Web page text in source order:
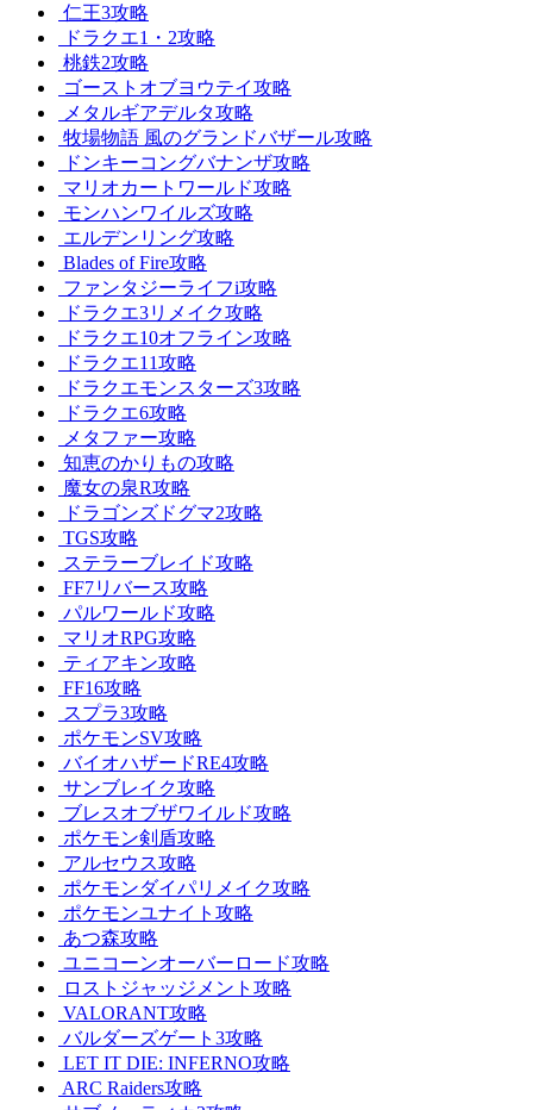
仁王3攻略
ドラクエ1・2攻略
桃鉄2攻略
ゴーストオブヨウテイ攻略
メタルギアデルタ攻略
牧場物語 風のグランドバザール攻略
ドンキーコングバナンザ攻略
マリオカートワールド攻略
モンハンワイルズ攻略
エルデンリング攻略
Blades of Fire攻略
ファンタジーライフi攻略
ドラクエ3リメイク攻略
ドラクエ10オフライン攻略
ドラクエ11攻略
ドラクエモンスターズ3攻略
ドラクエ6攻略
メタファー攻略
知恵のかりもの攻略
魔女の泉R攻略
ドラゴンズドグマ2攻略
TGS攻略
ステラーブレイド攻略
FF7リバース攻略
パルワールド攻略
マリオRPG攻略
ティアキン攻略
FF16攻略
スプラ3攻略
ポケモンSV攻略
バイオハザードRE4攻略
サンブレイク攻略
ブレスオブザワイルド攻略
ポケモン剣盾攻略
アルセウス攻略
ポケモンダイパリメイク攻略
ポケモンユナイト攻略
あつ森攻略
ユニコーンオーバーロード攻略
ロストジャッジメント攻略
VALORANT攻略
バルダーズゲート3攻略
LET IT DIE: INFERNO攻略
ARC Raiders攻略